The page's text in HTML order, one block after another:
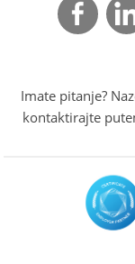
Imate pitanje?
kontaktirajte